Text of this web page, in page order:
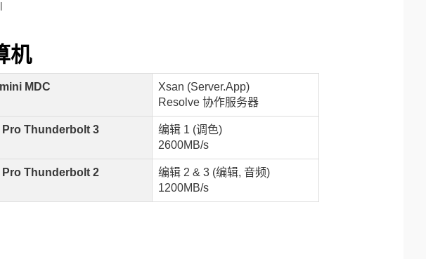
机
MDC
Xsan (Server.App)
Resolve 协作服务器
Pro Thunderbolt 3
编辑 1 (调色)
2600MB/s
Pro Thunderbolt 2
编辑 2 & 3 (编辑, 音频)
1200MB/s